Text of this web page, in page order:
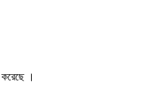
করেছে ।